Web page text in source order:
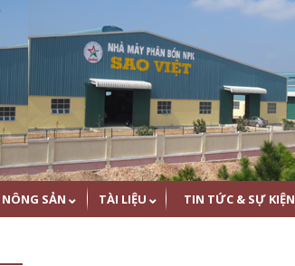
NÔNG SẢN TÀI LIỆU TIN TỨC & SỰ KIỆN